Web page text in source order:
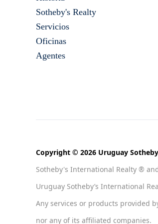
Sotheby's Realty
Servicios
Oficinas
Agentes
Copyright © 2026 Uruguay
Sotheby's International Realty ®
Uruguay Sotheby’s International
Any services or products provided
nor any of its affiliated companies.